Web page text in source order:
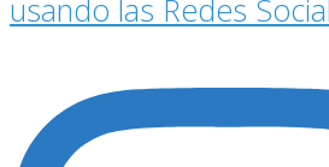
usando las Redes